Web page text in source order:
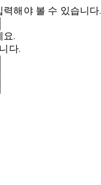
해야 볼 수 있습니다.
요.
다.